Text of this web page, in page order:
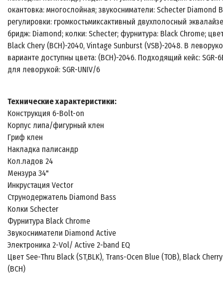
окантовка: многослойная; звукосниматели: Schecter Diamond
регулировки: громкостьмиксактивный двухполосный
бридж: Diamond; колки: Schecter; фурнитура: Black Chrome;
Black Chery (BCH)-2040, Vintage Sunburst (VSB)-2048. В
варианте доступны цвета: (BCH)-2046. Подходящий кейс: SGR-
для леворукой: SGR-UNIV/6
Технические характеристики:
Конструкция 6-Bolt-on
Корпус липа/фигурный клен
Гриф клен
Накладка палисандр
Кол.ладов 24
Мензура 34"
Инкрустация Vector
Струнодержатель Diamond Bass
Колки Schecter
Фурнитура Black Chrome
Звукосниматели Diamond Active
Электроника 2-Vol/ Active 2-band EQ
Цвет See-Thru Black (ST,BLK), Trans-Ocen Blue (TOB), Black Cherry
(BCH)